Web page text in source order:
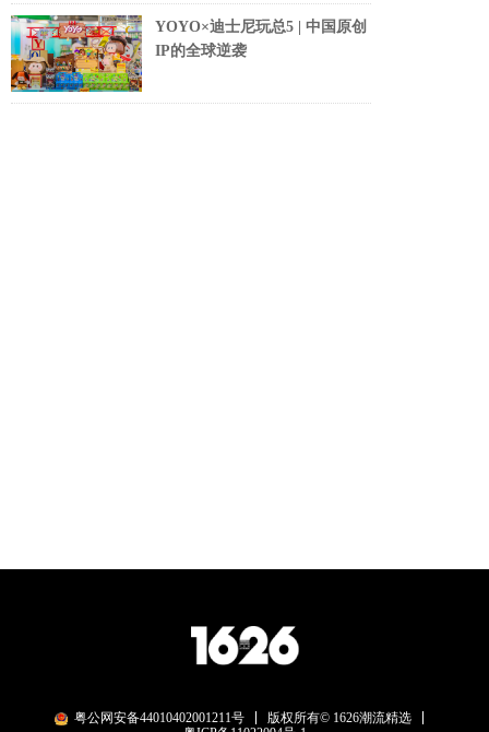
YOYO×迪士尼玩总5 | 中国原创
IP的全球逆袭
粤公网安备44010402001211号
版权所有© 1626潮流精选